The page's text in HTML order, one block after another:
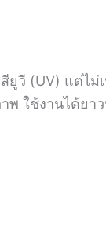
ยูวี (UV) แต่ไ
ใช้งานได้ยา